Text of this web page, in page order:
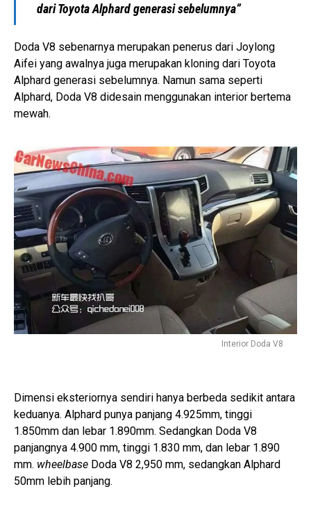
dari Toyota Alphard generasi sebelumnya”
Doda V8 sebenarnya merupakan penerus dari Joylong
Aifei yang awalnya juga merupakan kloning dari Toyota
Alphard generasi sebelumnya. Namun sama seperti
Alphard, Doda V8 didesain menggunakan interior bertema
mewah.
Interior Doda V8
Dimensi eksteriornya sendiri hanya berbeda sedikit antara
keduanya. Alphard punya panjang 4.925mm, tinggi
1.850mm dan lebar 1.890mm. Sedangkan Doda V8
panjangnya 4.900 mm, tinggi 1.830 mm, dan lebar 1.890
mm. wheelbase Doda V8 2,950 mm, sedangkan Alphard
50mm lebih panjang.